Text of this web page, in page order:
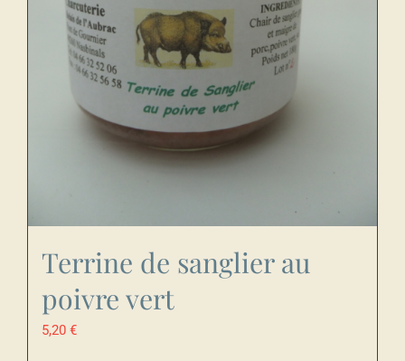
Terrine de sanglier au
poivre vert
5,20 €